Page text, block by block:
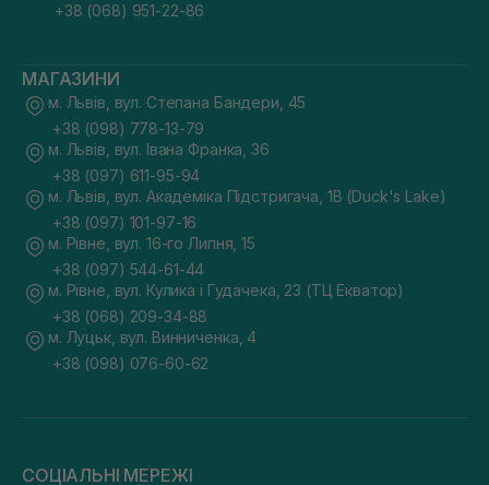
+38 (068) 951-22-86
МАГАЗИНИ
м. Львів, вул. Степана Бандери, 45
+38 (098) 778-13-79
м. Львів, вул. Івана Франка, 36
+38 (097) 611-95-94
м. Львів, вул. Академіка Підстригача, 1В (Duck's Lake)
+38 (097) 101-97-16
м. Рівне, вул. 16-го Липня, 15
+38 (097) 544-61-44
м. Рівне, вул. Кулика і Гудачека, 23 (ТЦ Екватор)
+38 (068) 209-34-88
м. Луцьк, вул. Винниченка, 4
+38 (098) 076-60-62
СОЦІАЛЬНІ МЕРЕЖІ